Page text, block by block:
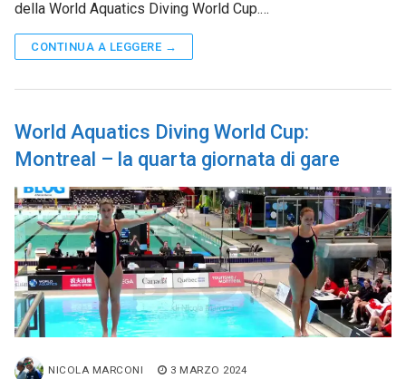
della World Aquatics Diving World Cup.…
CONTINUA A LEGGERE →
World Aquatics Diving World Cup:
Montreal – la quarta giornata di gare
NICOLA MARCONI 3 MARZO 2024